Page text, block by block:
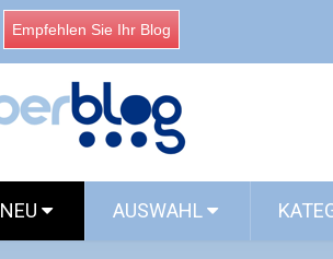
Empfehlen Sie Ihr Blog
NEU AUSWAHL